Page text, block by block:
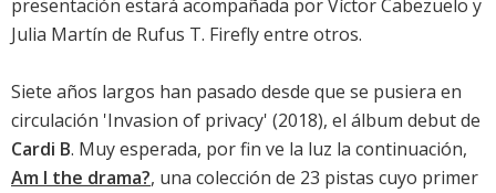
presentación estará acompañada por Víctor Cabezuelo y
Julia Martín de Rufus T. Firefly entre otros.
Siete años largos han pasado desde que se pusiera en
circulación 'Invasion of privacy' (2018), el álbum debut de
Cardi B. Muy esperada, por fin ve la luz la continuación,
Am I the drama?, una colección de 23 pistas cuyo primer